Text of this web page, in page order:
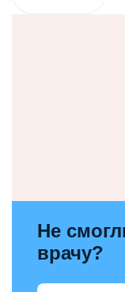
Не
врачу?